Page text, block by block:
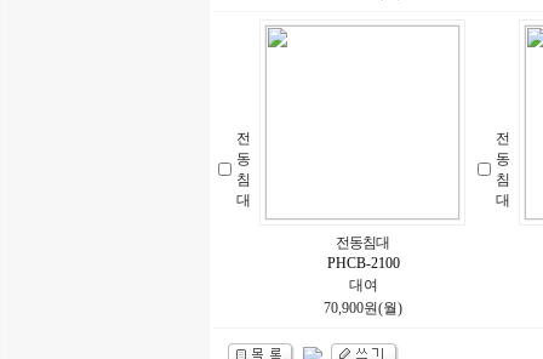
전
동
침
대
전동침대
PHCB-2100
대여
70,900원(월)
전
동
침
대